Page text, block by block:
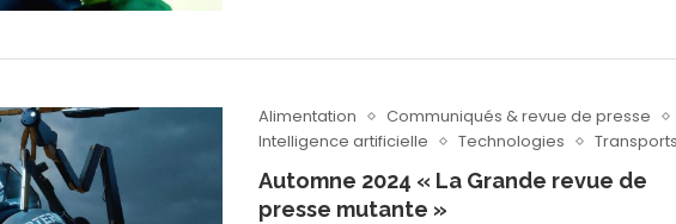
Alimentation
Communiqués & revue de presse
Intelligence artificielle
Technologies Transports
Automne 2024 « La Grande revue de
presse mutante »